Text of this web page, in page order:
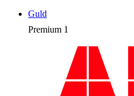
Premium 1
Guld